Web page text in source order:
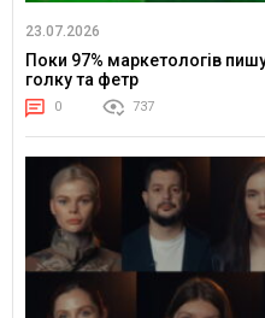
23.07.2026
Поки 97% маркетологів
голку та фетр
0 737